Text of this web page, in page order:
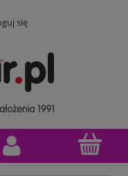
się